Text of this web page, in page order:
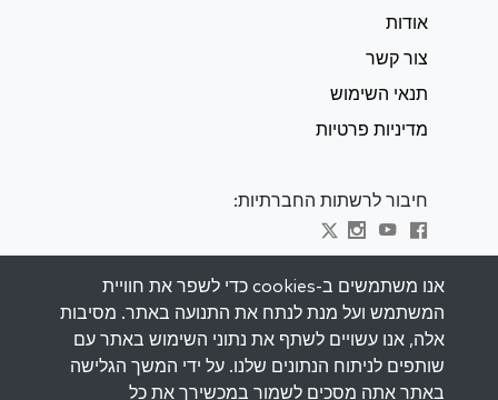
אודות
צור קשר
תנאי השימוש
מדיניות פרטיות
חיבור לרשתות החברתיות:
השאר מעודכן
הירשם לרשימת התפוצה שלנו וקבל השראה
שבועית למייל שלך.
אנו משתמשים ב-cookies כדי לשפר את חוויית
המשתמש ועל מנת לנתח את התנועה באתר. מסיבות
אלה, אנו עשויים לשתף את נתוני השימוש באתר עם
שותפים לניתוח הנתונים שלנו. על ידי המשך הגלישה
באתר אתה מסכים לשמור במכשירך את כל